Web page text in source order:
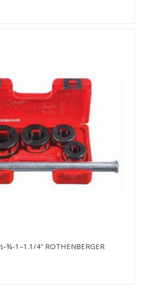
¾-1–1.1/4“ ROTHENBERGER